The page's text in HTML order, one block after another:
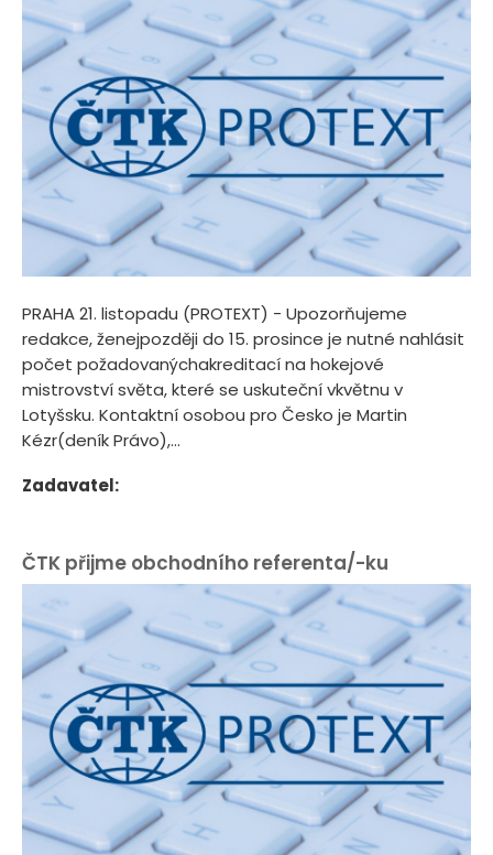
PRAHA 21. listopadu (PROTEXT) - Upozorňujeme
redakce, ženejpozději do 15. prosince je nutné nahlásit
počet požadovanýchakreditací na hokejové
mistrovství světa, které se uskuteční vkvětnu v
Lotyšsku. Kontaktní osobou pro Česko je Martin
Kézr(deník Právo),...
Zadavatel:
ČTK přijme obchodního referenta/-ku